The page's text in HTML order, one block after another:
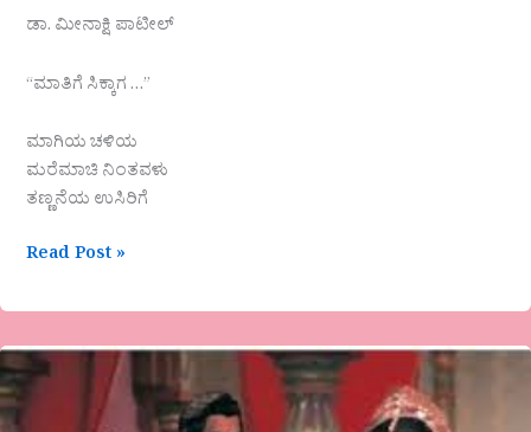
ಡಾ. ಮೀನಾಕ್ಷಿ ಪಾಟೀಲ್
“ಮಾತಿಗೆ ಸಿಕ್ಕಾಗ …”
ಮಾಗಿಯ ಚಳಿಯ
ಮರೆಮಾಚಿ ನಿಂತವಳು
ತಣ್ಣನೆಯ ಉಸಿರಿಗೆ
Read Post »
ತಲ್ಲಾವಜ್ಝುಲ
ಪತಂಜಲಿ